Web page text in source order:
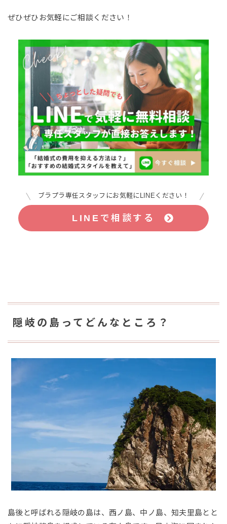
ぜひぜひお気軽にご相談ください！
ブラプラ専任スタッフにお気軽にLINEください！
LINEで相談する
隠岐の島ってどんなところ？
島後と呼ばれる隠岐の島は、西ノ島、中ノ島、知夫里島とと